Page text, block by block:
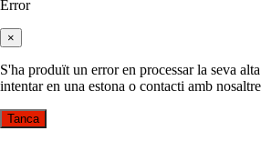
Error
×
S'ha produït un error en processar la seva
intentar en una estona o contacti amb
Tanca